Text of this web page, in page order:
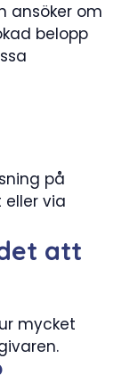
ansöker om
belopp
på
via
att
mycket